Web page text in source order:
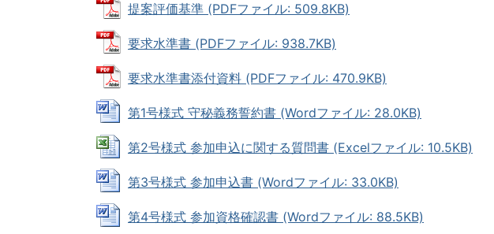
提案評価基準 (PDFファイル: 509.8KB)
要求水準書 (PDFファイル: 938.7KB)
要求水準書添付資料 (PDFファイル: 470.9KB)
第1号様式 守秘義務誓約書 (Wordファイル: 28.0KB)
第2号様式 参加申込に関する質問書 (Excelファイル: 10.5KB)
第3号様式 参加申込書 (Wordファイル: 33.0KB)
第4号様式 参加資格確認書 (Wordファイル: 88.5KB)